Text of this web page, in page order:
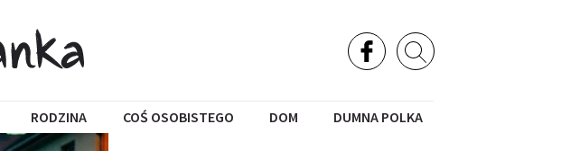
RODZINA COŚ OSOBISTEGO DOM DUMNA POLKA